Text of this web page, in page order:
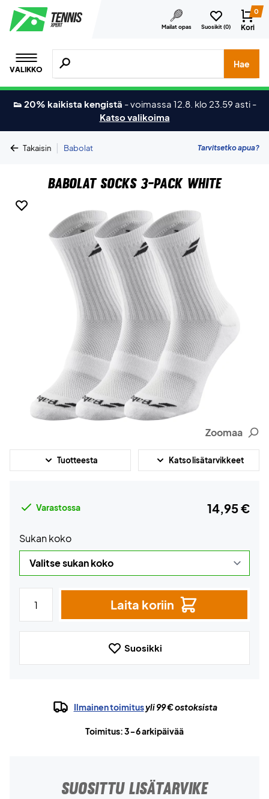
Mailat opas Suosikit (0)
0
Kori
VALIKKO
Hae tuotteita, merkkejä jne.
Hae
👟 20% kaikista kengistä -voimassa 12.8. klo 23.59 asti -
Katso valikoima
Takaisin | Babolat Tarvitsetko apua?
Babolat Socks 3-Pack White
Zoomaa
Tuotteesta Katso lisätarvikkeet
Varastossa 14,95 €
Sukan koko
Laita koriin
Suosikki
Ilmainen toimitusyli 99 € ostoksista
Toimitus: 3-6 arkipäivää
SUOSITTU LISÄTARVIKE